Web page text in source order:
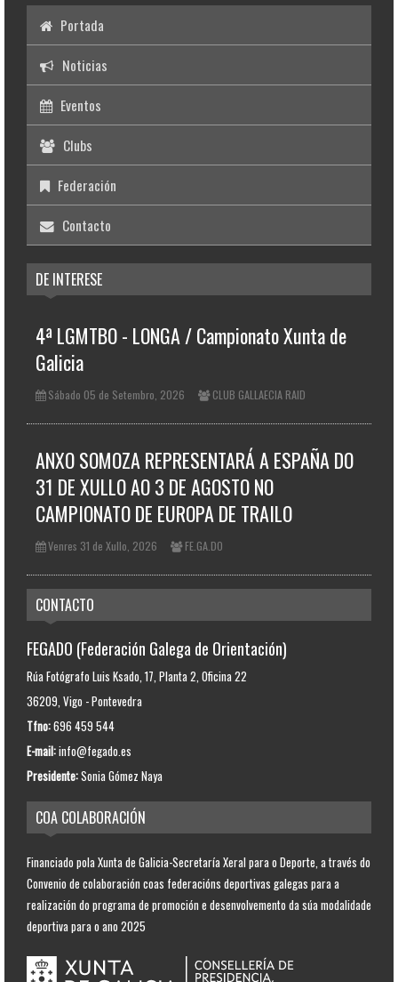
Portada
Noticias
Eventos
Clubs
Federación
Contacto
DE INTERESE
4ª LGMTBO - LONGA / Campionato Xunta de
Galicia
Sábado 05 de Setembro, 2026 CLUB GALLAECIA RAID
ANXO SOMOZA REPRESENTARÁ A ESPAÑA DO
31 DE XULLO AO 3 DE AGOSTO NO
CAMPIONATO DE EUROPA DE TRAILO
Venres 31 de Xullo, 2026 FE.GA.DO
CONTACTO
FEGADO (Federación Galega de Orientación)
Rúa Fotógrafo Luis Ksado, 17, Planta 2, Oficina 22
36209, Vigo - Pontevedra
Tfno:696 459 544
E-mail:info@fegado.es
Presidente:Sonia Gómez Naya
COA COLABORACIÓN
Financiado pola Xunta de Galicia-Secretaría Xeral para o Deporte, a través do
Convenio de colaboración coas federacións deportivas galegas para a
realización do programa de promoción e desenvolvemento da súa modalidade
deportiva para o ano 2025